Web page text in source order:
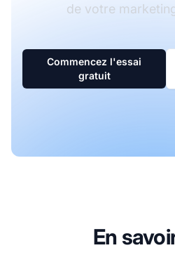
de votre
Commencez l'essai
gratuit
En